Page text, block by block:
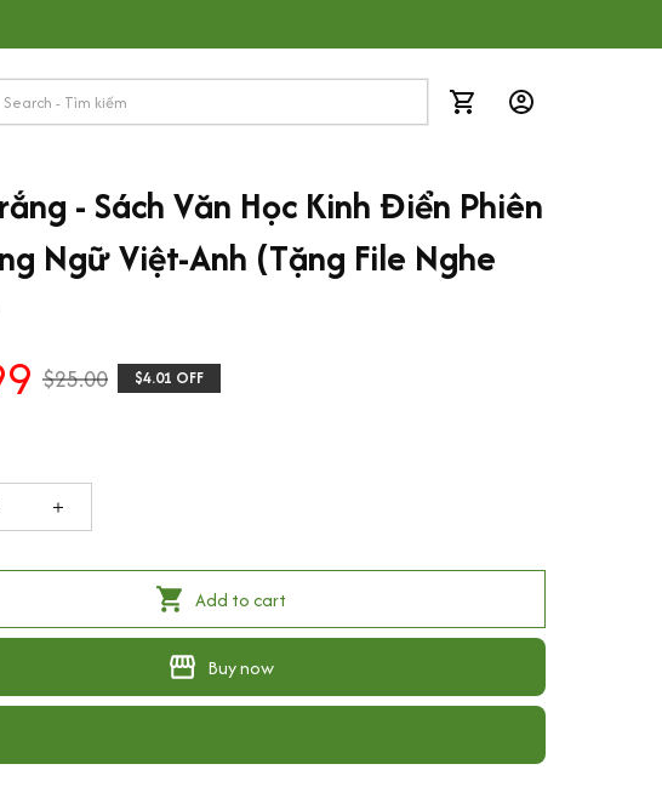
- Sách Văn Học Kinh Điển Phiên
Ngữ Việt-Anh (Tặng File Nghe
$25.00 $4.01 OFF
Add to cart
Buy now